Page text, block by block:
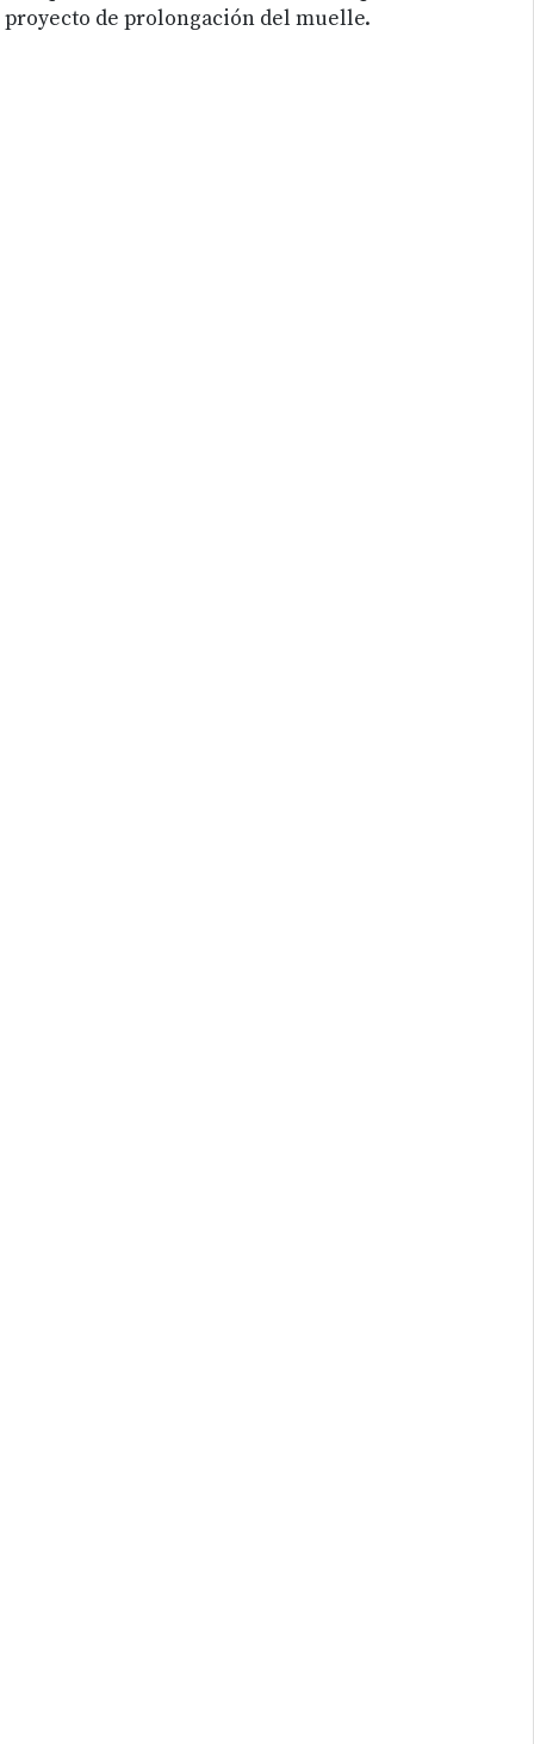
proyecto de prolongación del muelle.